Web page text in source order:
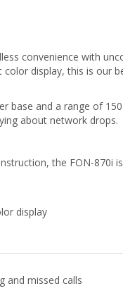
convenience with
display, this is our
base and a range of
about network drops.
the FON-
display
and missed calls